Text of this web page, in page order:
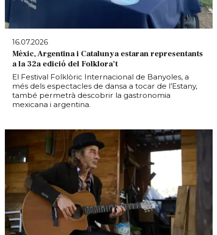
16.07.2026
Mèxic, Argentina i Catalunya estaran representants
a la 32a edició del Folklora’t
El Festival Folklòric Internacional de Banyoles, a
més dels espectacles de dansa a tocar de l’Estany,
també permetrà descobrir la gastronomia
mexicana i argentina.